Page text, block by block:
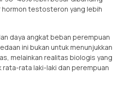
testosteron yang lebih
daya angkat beban perempuan
ini bukan untuk menunjukkan
melainkan realitas biologis yang
rata laki-laki dan perempuan